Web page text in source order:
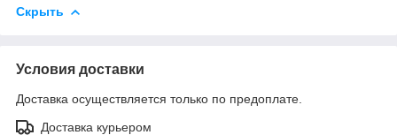
Скрыть
Условия доставки
Доставка осуществляется только по предоплате.
Доставка курьером